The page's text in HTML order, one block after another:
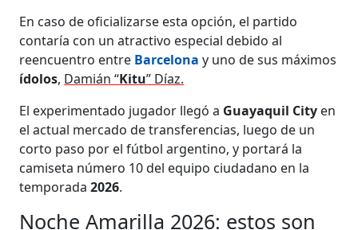
En caso de oficializarse esta opción, el partido
contaría con un atractivo especial debido al
reencuentro entre Barcelona y uno de sus máximos
ídolos, Damián “Kitu” Díaz.
El experimentado jugador llegó a Guayaquil City en
el actual mercado de transferencias, luego de un
corto paso por el fútbol argentino, y portará la
camiseta número 10 del equipo ciudadano en la
temporada2026.
Noche Amarilla 2026: estos son